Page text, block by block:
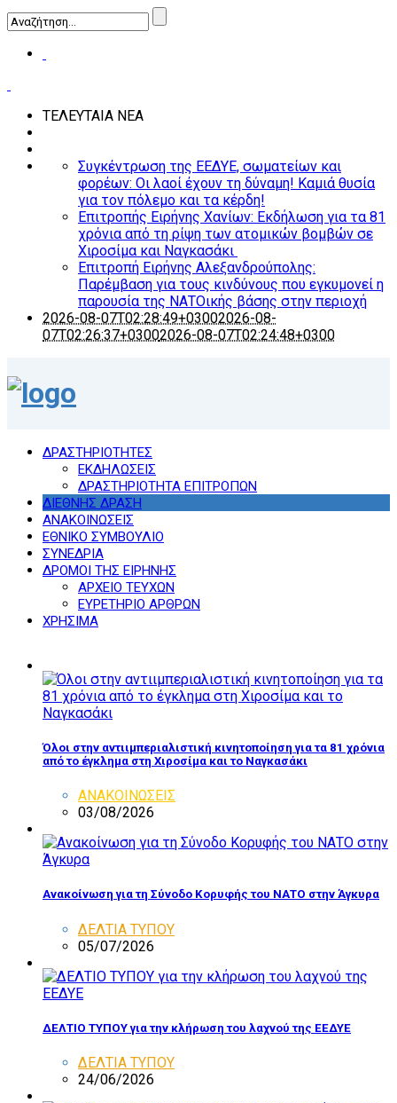
ΤΕΛΕΥΤΑΙΑ ΝΕΑ
Συγκέντρωση της ΕΕΔΥΕ, σωματείων και
φορέων: Οι λαοί έχουν τη δύναμη! Καμιά θυσία
για τον πόλεμο και τα κέρδη!
Επιτροπής Ειρήνης Χανίων: Εκδήλωση για τα 81
χρόνια από τη ρίψη των ατομικών βομβών σε
Χιροσίμα και Ναγκασάκι
Επιτροπή Ειρήνης Αλεξανδρούπολης:
Παρέμβαση για τους κινδύνους που εγκυμονεί η
παρουσία της ΝΑΤΟικής βάσης στην περιοχή
2026-08-07T02:28:49+03002026-08-
07T02:26:37+03002026-08-07T02:24:48+0300
ΔΡΑΣΤΗΡΙΟΤΗΤΕΣ
ΕΚΔΗΛΩΣΕΙΣ
ΔΡΑΣΤΗΡΙΟΤΗΤΑ ΕΠΙΤΡΟΠΩΝ
ΔΙΕΘΝΗΣ ΔΡΑΣΗ
ΑΝΑΚΟΙΝΩΣΕΙΣ
ΕΘΝΙΚΟ ΣΥΜΒΟΥΛΙΟ
ΣΥΝΕΔΡΙΑ
ΔΡΟΜΟΙ ΤΗΣ ΕΙΡΗΝΗΣ
ΑΡΧΕΙΟ ΤΕΥΧΩΝ
ΕΥΡΕΤΗΡΙΟ ΑΡΘΡΩΝ
ΧΡΗΣΙΜΑ
Όλοι στην αντιιμπεριαλιστική κινητοποίηση για τα 81 χρόνια
από το έγκλημα στη Χιροσίμα και το Ναγκασάκι
ΑΝΑΚΟΙΝΩΣΕΙΣ
03/08/2026
Ανακοίνωση για τη Σύνοδο Κορυφής του ΝΑΤΟ στην Άγκυρα
ΔΕΛΤΙΑ ΤΥΠΟΥ
05/07/2026
ΔΕΛΤΙΟ ΤΥΠΟΥ για την κλήρωση του λαχνού της ΕΕΔΥΕ
ΔΕΛΤΙΑ ΤΥΠΟΥ
24/06/2026